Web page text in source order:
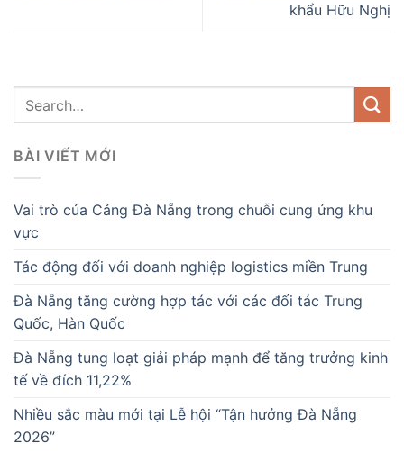
khẩu Hữu Nghị
BÀI VIẾT MỚI
Vai trò của Cảng Đà Nẵng trong chuỗi cung ứng khu
vực
Tác động đối với doanh nghiệp logistics miền Trung
Đà Nẵng tăng cường hợp tác với các đối tác Trung
Quốc, Hàn Quốc
Đà Nẵng tung loạt giải pháp mạnh để tăng trưởng kinh
tế về đích 11,22%
Nhiều sắc màu mới tại Lễ hội “Tận hưởng Đà Nẵng
2026”